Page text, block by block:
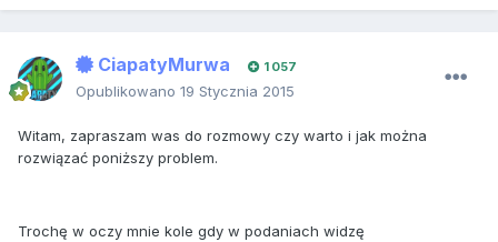
CiapatyMurwa 1 057
Opublikowano 19 Stycznia 2015
Witam, zapraszam was do rozmowy czy warto i jak można
rozwiązać poniższy problem.
Trochę w oczy mnie kole gdy w podaniach widzę